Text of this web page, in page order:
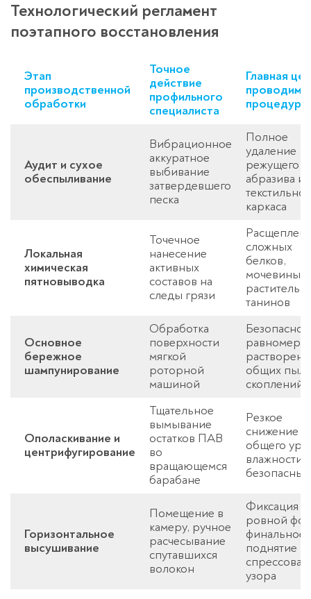
Технологический регламент
поэтапного восстановления
Этап
производственной
обработки
Точное
действие
профильного
специалиста
Главная
процедуры
Аудит и сухое
обеспыливание
Вибрационное
аккуратное
выбивание
затвердевшего
песка
Полное
удаление
режущего
абразива из
каркаса
Локальная
химическая
пятновыводка
Точечное
нанесение
активных
составов на
следы грязи
сложных
белков,
мочевины и
танинов
Основное
бережное
шампунирование
Обработка
поверхности
мягкой
роторной
машиной
общих
скоплений
Ополаскивание и
центрифугирование
Тщательное
вымывание
остатков ПАВ
во
вращающемся
барабане
Резкое
снижение
общего
влажности
Горизонтальное
высушивание
Помещение в
камеру, ручное
расчесывание
спутавшихся
волокон
Фиксация
ровной
финальное
поднятие
узора